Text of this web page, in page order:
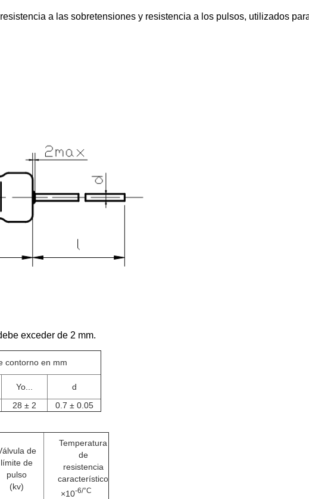
a las sobretensiones y resistencia a los pulsos, utilizados
exceder de 2 mm.
contorno en mm
Yo...
d
28 ± 2 0.7 ± 0.05
de
límite de
pulso
(kv)
Temperatura
de
resistencia
característico
×10-6/°C